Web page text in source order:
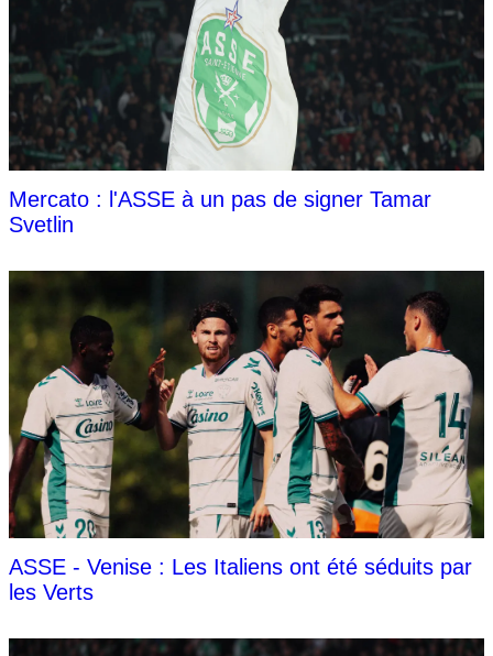
Mercato : l'ASSE à un pas de signer Tamar
Svetlin
ASSE - Venise : Les Italiens ont été séduits par
les Verts